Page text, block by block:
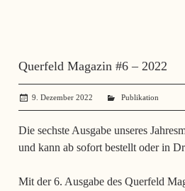
Querfeld Magazin #6 – 2022
9. Dezember 2022 administrator
Publikation
Die sechste Ausgabe unseres
und kann ab sofort bestellt oder in
Mit der 6. Ausgabe des Querfeld